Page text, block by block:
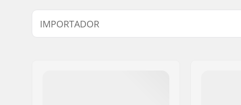
Espuma:
Espuma 8-
Cápsulas:
Composição:
Neoprene
IMPORTADOR